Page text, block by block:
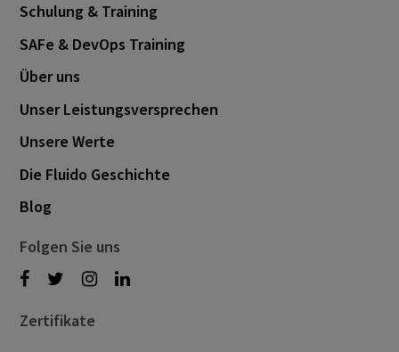
Schulung & Training
SAFe & DevOps Training
Über uns
Unser Leistungsversprechen
Unsere Werte
Die Fluido Geschichte
Blog
Folgen Sie uns
Zertifikate